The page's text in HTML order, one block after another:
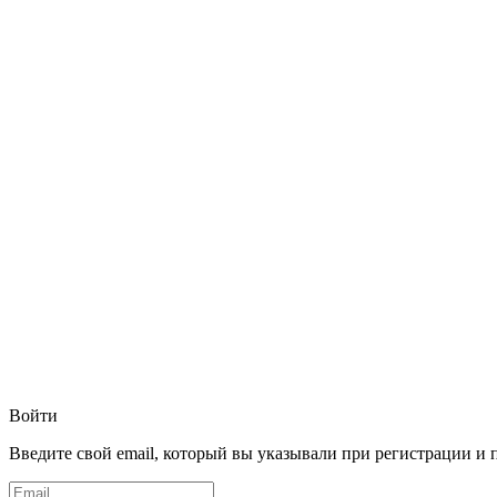
Войти
Введите свой email, который вы указывали при регистрации и